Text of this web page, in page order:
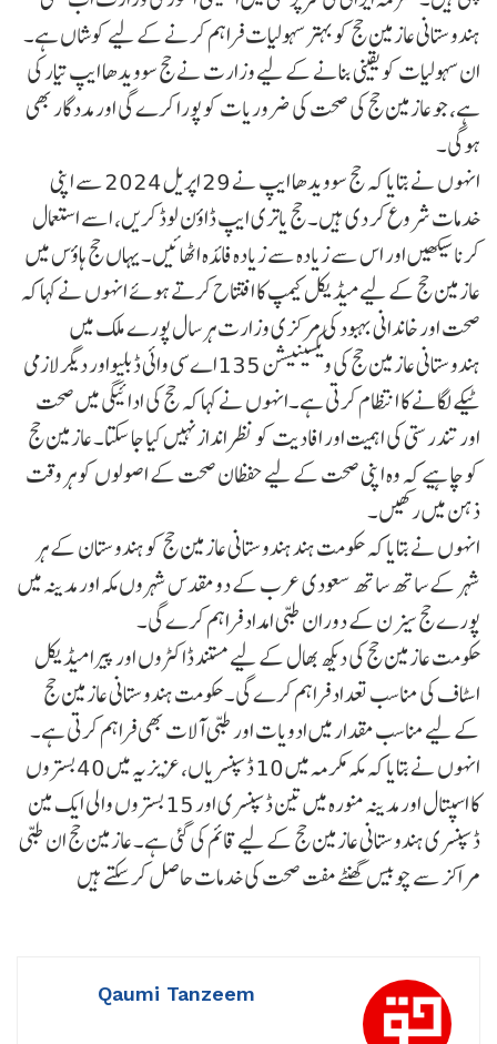
ہندوستانی عازمین حج کو بہتر سہولیات فراہم کرنے کے لیے کوشاں ہے۔
ان سہولیات کو یقینی بنانے کے لیے وزارت نے حج سوویدھا ایپ تیار کی
ہے، جو عازمین حج کی صحت کی ضروریات کو پورا کرے گی اور مددگار بھی
ہوگی۔
انہوں نے بتایا کہ حج سوویدھا ایپ نے 29 اپریل 2024 سے اپنی
خدمات شروع کر دی ہیں۔ حج یاتری ایپ ڈاؤن لوڈ کریں، اسے استعمال
کرنا سیکھیں اور اس سے زیادہ سے زیادہ فائدہ اٹھائیں۔یہاں حج ہاؤس میں
عازمین حج کے لیے میڈیکل کیمپ کا افتتاح کرتے ہوئے انہوں نے کہا کہ
صحت اور خاندانی بہبود کی مرکزی وزارت ہر سال پورے ملک میں
ہندوستانی عازمین حج کی ویکسینیشن 135اےسی وائی ڈبلیواور دیگر لازمی
ٹیکے لگانے کا انتظام کرتی ہے۔انہوں نے کہا کہ حج کی ادائیگی میں صحت
اور تندرستی کی اہمیت اور افادیت کو نظر انداز نہیں کیا جا سکتا۔ عازمین حج
کو چاہیے کہ وہ اپنی صحت کے لیے حفظان صحت کے اصولوں کو ہر وقت
ذہن میں رکھیں۔
انہوں نے بتایا کہ حکومت ہند ہندوستانی عازمین حج کو ہندوستان کے ہر
شہر کے ساتھ ساتھ سعودی عرب کے دو مقدس شہروں مکہ اور مدینہ میں
پورے حج سیزن کے دوران طبی امداد فراہم کرے گی۔
حکومت عازمین حج کی دیکھ بھال کے لیے مستند ڈاکٹروں اور پیرا میڈیکل
اسٹاف کی مناسب تعداد فراہم کرے گی۔ حکومت ہندوستانی عازمین حج
کے لیے مناسب مقدار میں ادویات اور طبی آلات بھی فراہم کرتی ہے۔
انہوں نے بتایا کہ مکہ مکرمہ میں 10 ڈسپنسریاں، عزیزیہ میں 40 بستروں
کا اسپتال اور مدینہ منورہ میں تین ڈسپنسری اور 15 بستروں والی ایک مین
ڈسپنسری ہندوستانی عازمین حج کے لیے قائم کی گئی ہے۔ عازمین حج ان طبی
مراکز سے چوبیس گھنٹے مفت صحت کی خدمات حاصل کر سکتے ہیں
Qaumi Tanzeem